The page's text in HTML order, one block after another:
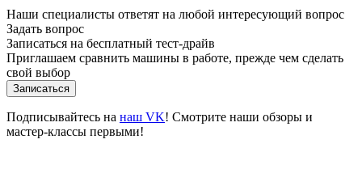
Наши специалисты ответят на любой интересующий вопрос
Задать вопрос
Записаться на бесплатный тест-драйв
Приглашаем сравнить машины в работе, прежде чем сделать
свой выбор
Записаться
Подписывайтесь на наш VK! Смотрите наши обзоры и
мастер-классы первыми!